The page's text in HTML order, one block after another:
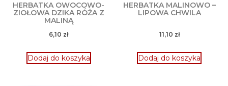
HERBATKA OWOCOWO-
ZIOŁOWA DZIKA RÓŻA Z
MALINĄ
6,10 zł
Dodaj do koszyka
HERBATKA MALINOWO –
LIPOWA CHWILA
11,10 zł
Dodaj do koszyka